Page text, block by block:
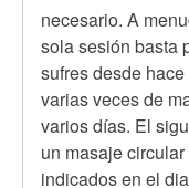
necesario. A
sola sesión basta
sufres desde
varias veces de
varios días. El
un masaje
indicados en el